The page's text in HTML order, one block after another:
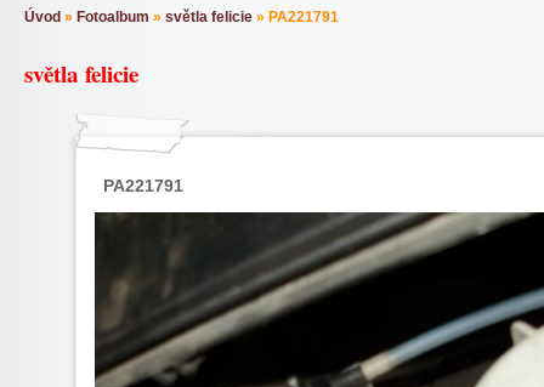
Úvod » Fotoalbum » světla felicie » PA221791
světla felicie
PA221791